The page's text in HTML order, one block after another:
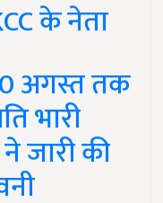
के नेता
अगस्त तक
भारी
जारी की